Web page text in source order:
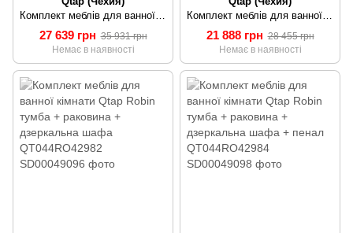
Комплект меблів для ванної кімнати Qtap Robin тумба + раковина + дзеркальна шафа + пенал QT044RO42978
27 639 грн 35 931 грн
Немає в наявності
Комплект меблів для ванної кімнати Qtap Robin тумба + раковина + дзеркальна шафа QT044RO42981
21 888 грн 28 455 грн
Немає в наявності